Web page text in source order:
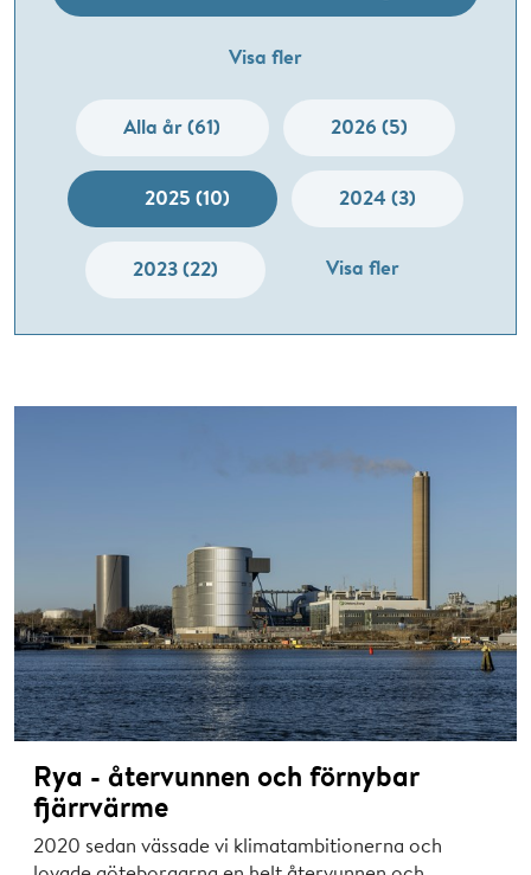
Visa fler
Alla år (61) 2026 (5)
2025 (10) 2024 (3)
2023 (22) Visa fler
Rya - återvunnen och förnybar
fjärrvärme
2020 sedan vässade vi klimatambitionerna och